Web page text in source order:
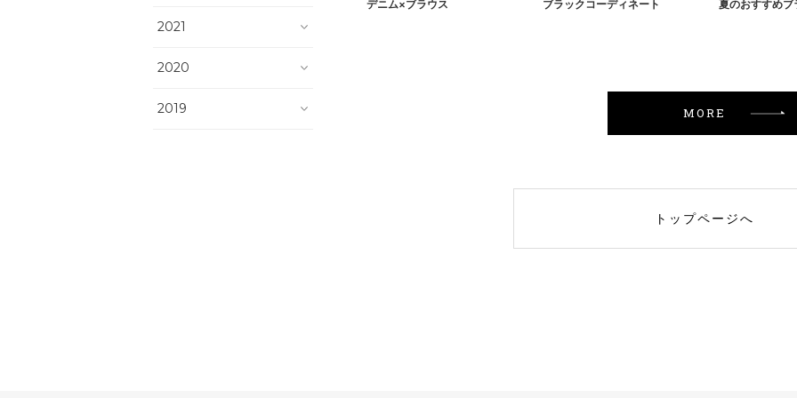
デニム×ブラウス ブラックコーディネート
MORE
トップページへ
2021
2020
2019